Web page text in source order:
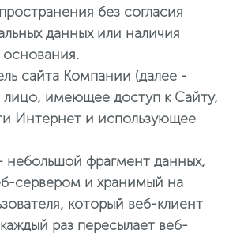
без согласия
данных или наличия
сайта Компании (далее -
лицо, имеющее доступ к Сайту,
Интернет и использующее
небольшой фрагмент данных,
сервером и хранимый на
который веб-клиент
раз пересылает веб-